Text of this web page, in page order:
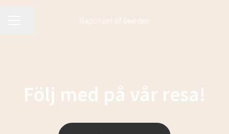
Rapunzel of Sweden
Följ med på vår resa!